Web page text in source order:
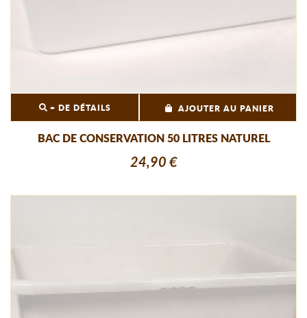
+ DE DÉTAILS AJOUTER AU PANIER
BAC DE CONSERVATION 50 LITRES NATUREL
24,90 €